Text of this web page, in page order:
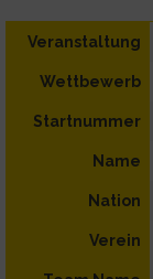
Veranstaltung
Wettbewerb
Startnummer
Name
Nation
Verein